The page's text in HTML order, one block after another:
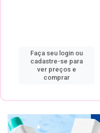
Faça seu login ou
cadastre-se para
ver preços e
comprar